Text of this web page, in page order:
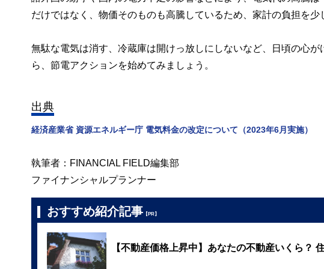
だけではなく、物価そのものも高騰しているため、家計の負担を
無駄な電気は消す、冷蔵庫は開けっ放しにしないなど、日頃の心
ら、節電アクションを始めてみましょう。
出典
経済産業省 資源エネルギー庁 電気料金の改定について（2023年6月実施）
執筆者：FINANCIAL FIELD編集部
ファイナンシャルプランナー
おすすめ紹介記事 【PR】
【不動産価格上昇中】あなたの不動産いくら？